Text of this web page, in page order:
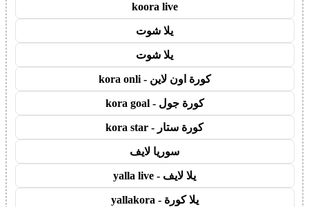
koora live
يلا شوت
يلا شوت
كورة اون لاين - kora onli
كورة جول - kora goal
كورة ستار - kora star
سوريا لايف
يلا لايف - yalla live
يلا كورة - yallakora